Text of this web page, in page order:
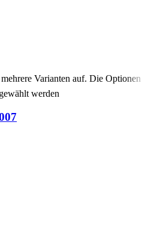
Varianten auf. Die Optionen
werden